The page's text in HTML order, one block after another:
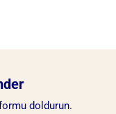
doldurun.